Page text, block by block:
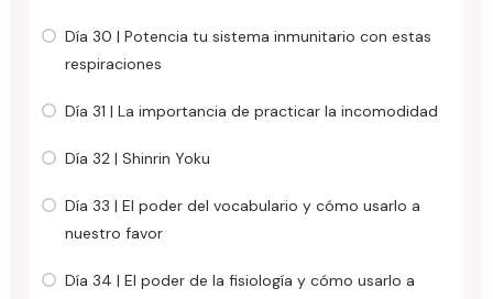
Día 30 | Potencia tu sistema inmunitario con estas
respiraciones
Día 31 | La importancia de practicar la incomodidad
Día 32 | Shinrin Yoku
Día 33 | El poder del vocabulario y cómo usarlo a
nuestro favor
Día 34 | El poder de la fisiología y cómo usarlo a